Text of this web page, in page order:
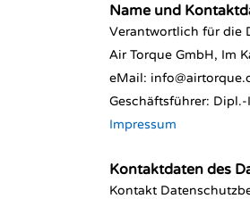
Name und
Verantwortlich für die
Air Torque GmbH, Im
eMail:
Geschäftsführer:
Impressum
Kontaktdaten des
Kontakt